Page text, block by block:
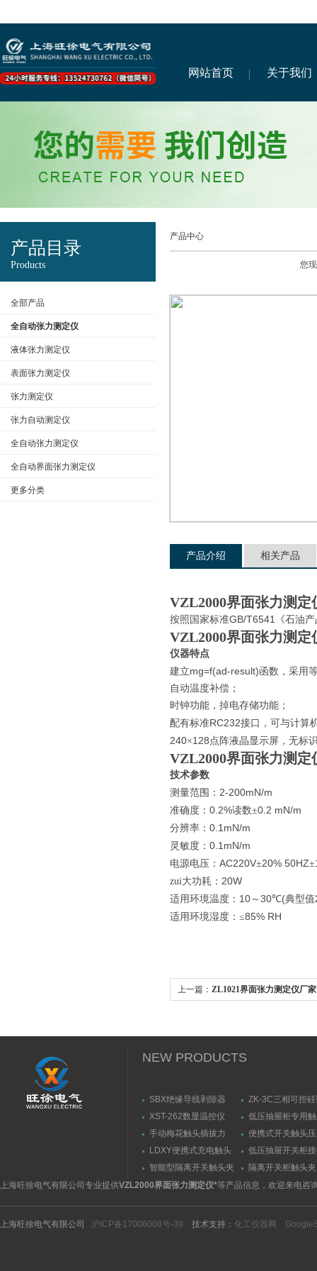
网站首页 关于我们
产品目录
Products
全部产品
全自动张力测定仪
液体张力测定仪
表面张力测定仪
张力测定仪
张力自动测定仪
全自动张力测定仪
全自动界面张力测定仪
更多分类
产品中心
您
产品介绍 相关产品
VZL2000界面张力测定
按照国家标准GB/T6541 《石油
VZL2000界面张力测定
仪器特点
建立mg=f(ad-result)函数，采用
自动温度补偿；
时钟功能，掉电存储功能；
配有标准RC232接口，可与计算
240×128 点阵液晶显示屏，无标
VZL2000界面张力测定
技术参数
测量范围： 2-200mN/m
准确度： 0.2%读数±0.2 mN/m
分辨率： 0.1mN/m
灵敏度： 0.1mN/m
电源电压： AC220V±20% 50HZ±
zui大功耗： 20W
适用环境温度： 10 ～ 30℃(典型值
适用环境湿度：≤85% RH
上一篇： ZL1021界面张力测定仪厂家
NEW PRODUCTS
SBX绝缘导线剥除器
ZK-3C三相可控
触发器
XST-262数显温控仪
低压抽屉柜专用
力测量仪套装
手动梅花触头插拔力
（推拉力）测量仪
便携式开关触头
（夹紧力）测量仪
LDXY便携式充电触头
（指）夹紧力测量仪
低压抽屉开关柜
触头（夹紧力）
智能型隔离开关触头夹
紧力测试仪
隔离开关柜触头
测试仪/精度传感
上海旺徐电气有限公司专业提供VZL2000界面张力测定仪*等产品信息，欢迎来电咨
上海旺徐电气有限公司 沪ICP备17006008号-39 技术支持： 化工仪器网